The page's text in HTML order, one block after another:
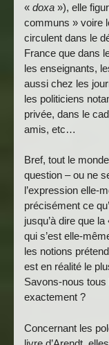
«doxa »), elle
communs » voire
circulent dans le
France que dans
les enseignants,
aussi chez les
les politiciens
privée, dans le
amis, etc…
Bref, tout le
question – ou ne
l’expression elle-
précisément ce
jusqu’à dire que
qui s’est elle-
les notions
est en réalité le
Savons-nous tous
exactement ?
Concernant les